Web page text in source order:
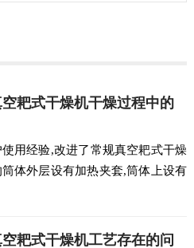
耙式干燥机干燥过程中的
用经验,改进了常规真空耙式干燥
体外层设有加热夹套,筒体上设有
耙式干燥机工艺存在的问